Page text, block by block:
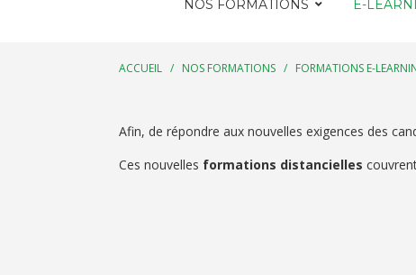
NOS FORMATIONS E-
ACCUEIL / NOS FORMATIONS / FORMATIONS E-
Afin, de répondre aux nouvelles exigences des
Ces nouvelles formations distancielles